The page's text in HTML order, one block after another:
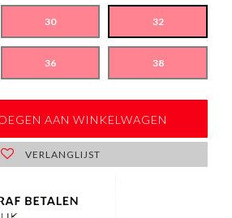
30 32
36 38
AAN WINKELWAGEN
VERLANGLIJST